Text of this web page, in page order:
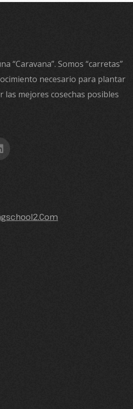
“Caravana”. Somos “carretas”
necesario para plantar
mejores cosechas posibles